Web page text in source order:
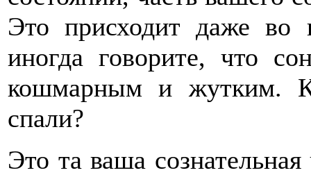
Это присходит даже
иногда говорите, что
кошмарным и жутким.
спали?
Это та ваша